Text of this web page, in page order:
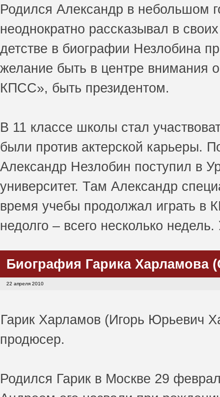
Родился Александр в небольшом
неоднократно рассказывал в
детстве в биографии Незлобина
желание быть в центре внимания
КПСС», быть президентом.
В 11 классе школы стал
были против актерской карьеры.
Александр Незлобин поступил в
университет. Там Александр
время учебы продолжал играть в
недолго – всего несколько
Биография Гарика Харламова
22 апреля 2010
Гарик Харламов (Игорь Юрьевич
продюсер.
Родился Гарик в Москве 29